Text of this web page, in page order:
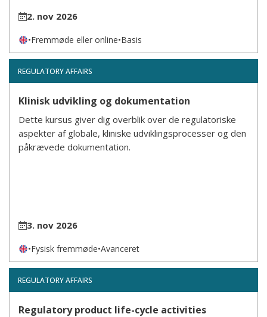
2. nov 2026
•Fremmøde eller online•Basis
REGULATORY AFFAIRS
Klinisk udvikling og dokumentation
Dette kursus giver dig overblik over de regulatoriske
aspekter af globale, kliniske udviklingsprocesser og den
påkrævede dokumentation.
3. nov 2026
•Fysisk fremmøde•Avanceret
REGULATORY AFFAIRS
Regulatory product life-cycle activities